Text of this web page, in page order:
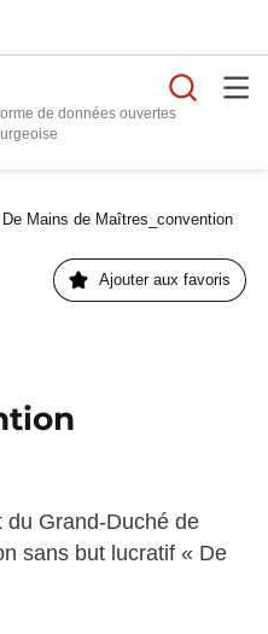
de données ouvertes
De Mains de Maîtres_convention
Ajouter aux favoris
du Grand-Duché de
sans but lucratif « De